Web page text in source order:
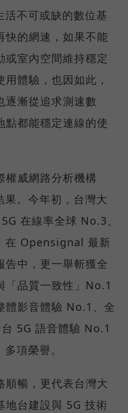
不可或缺的數位基
快的網速，如果不能
或室內空間維持穩定
體驗，也因如此，
逐漸從追求測速數
點都能穩定連線的使
權威網路分析機構
。今年初，台灣大
在線率全球 No.3、
在 Opensignal 最新
告中，更一舉斬獲全
「品質一致性」No.1
體影音體驗 No.1、全
5G 語音體驗 No.1
項榮譽。
順暢，更代表台灣大
地台建設與 5G 技術